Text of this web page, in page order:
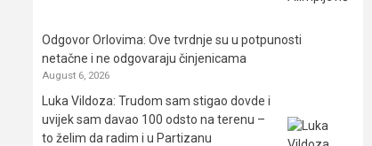
Odgovor Orlovima: ​Ove tvrdnje su u potpunosti
netačne i ne odgovaraju činjenicama
August 6, 2026
Luka Vildoza: Trudom sam stigao dovde i
uvijek sam davao 100 odsto na terenu –
to želim da radim i u Partizanu